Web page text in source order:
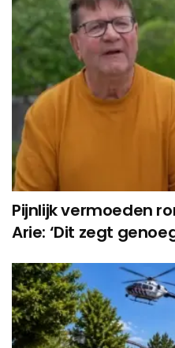
Pijnlijk vermoeden
Arie: ‘Dit zegt